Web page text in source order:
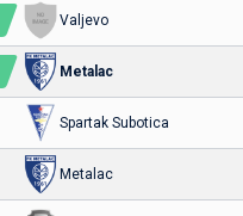
Valjevo
Metalac
Spartak Subotica
Metalac